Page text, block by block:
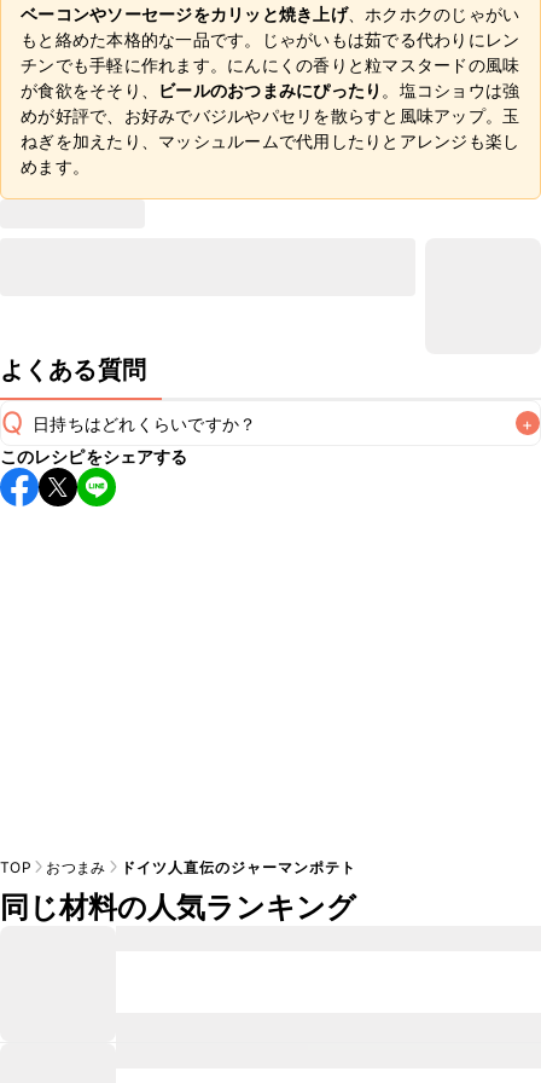
ベーコンやソーセージをカリッと焼き上げ、ホクホクのじゃがい
もと絡めた本格的な一品です。じゃがいもは茹でる代わりにレン
チンでも手軽に作れます。にんにくの香りと粒マスタードの風味
が食欲をそそり、
ビールのおつまみにぴったり 。塩コショウは強
めが好評で、お好みでバジルやパセリを散らすと風味アップ。玉
ねぎを加えたり、マッシュルームで代用したりとアレンジも楽し
めます。
よくある質問
Q 日持ちはどれくらいですか？ +
保存期間は冷蔵で翌日中が目安です。なるべくお早めにお召
し上がりください。
このレシピをシェアする
TOP おつまみ ドイツ人直伝のジャーマンポテト
同じ材料の人気ランキング